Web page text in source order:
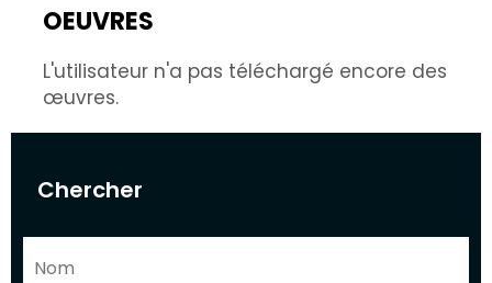
Chercher
OEUVRES
L'utilisateur n'a pas téléchargé encore des
œuvres.